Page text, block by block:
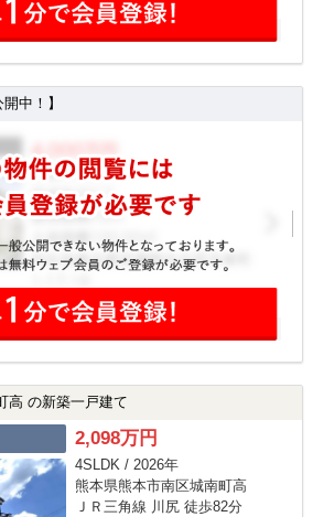
中！】
高 の新築一戸建て
2,098万円
4SLDK / 2026年
熊本県熊本市南区城南町高
ＪＲ三角線 川尻 徒歩82分